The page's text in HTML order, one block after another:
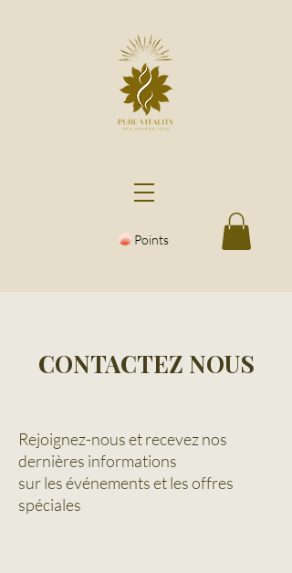
Points
CONTACTEZ NOUS
Rejoignez-nous etreceveznos
dernières informations
sur les événements et les offres
spéciales